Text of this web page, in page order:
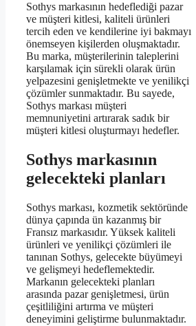
Sothys markasının hedeflediği pazar
ve müşteri kitlesi, kaliteli ürünleri
tercih eden ve kendilerine iyi bakmayı
önemseyen kişilerden oluşmaktadır.
Bu marka, müşterilerinin taleplerini
karşılamak için sürekli olarak ürün
yelpazesini genişletmekte ve yenilikçi
çözümler sunmaktadır. Bu sayede,
Sothys markası müşteri
memnuniyetini artırarak sadık bir
müşteri kitlesi oluşturmayı hedefler.
Sothys markasının
gelecekteki planları
Sothys markası, kozmetik sektöründe
dünya çapında ün kazanmış bir
Fransız markasıdır. Yüksek kaliteli
ürünleri ve yenilikçi çözümleri ile
tanınan Sothys, gelecekte büyümeyi
ve gelişmeyi hedeflemektedir.
Markanın gelecekteki planları
arasında pazar genişletmesi, ürün
çeşitliliğini artırma ve müşteri
deneyimini geliştirme bulunmaktadır.